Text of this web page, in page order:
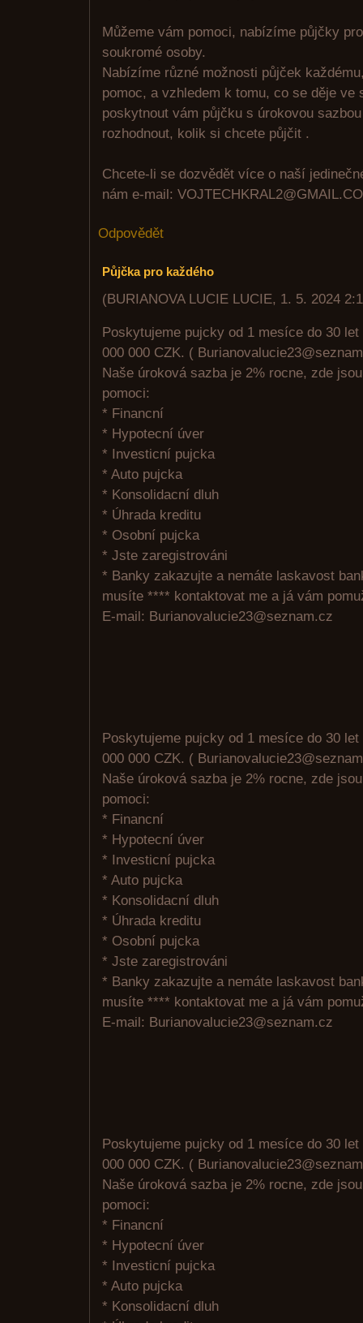
Můžeme vám pomoci, nabízíme půjčky
soukromé osoby.
Nabízíme různé možnosti půjček
pomoc, a vzhledem k tomu, co se děje ve
poskytnout vám půjčku s úrokovou
rozhodnout, kolik si chcete půjčit .
Chcete-li se dozvědět více o naší
nám e-mail:
Odpovědět
Půjčka pro každého
(BURIANOVA LUCIE LUCIE, 1. 5. 2024
Poskytujeme pujcky od 1 mesíce do 30
000 000 CZK. (
Naše úroková sazba je 2% rocne, zde
pomoci:
* Financní
* Hypotecní úver
* Investicní pujcka
* Auto pujcka
* Konsolidacní dluh
* Úhrada kreditu
* Osobní pujcka
* Jste zaregistrováni
* Banky zakazujte a nemáte laskavost
musíte **** kontaktovat me a já vám
E-mail: Burianovalucie23@seznam.cz
Poskytujeme pujcky od 1 mesíce do 30
000 000 CZK. (
Naše úroková sazba je 2% rocne, zde
pomoci:
* Financní
* Hypotecní úver
* Investicní pujcka
* Auto pujcka
* Konsolidacní dluh
* Úhrada kreditu
* Osobní pujcka
* Jste zaregistrováni
* Banky zakazujte a nemáte laskavost
musíte **** kontaktovat me a já vám
E-mail: Burianovalucie23@seznam.cz
Poskytujeme pujcky od 1 mesíce do 30
000 000 CZK. (
Naše úroková sazba je 2% rocne, zde
pomoci:
* Financní
* Hypotecní úver
* Investicní pujcka
* Auto pujcka
* Konsolidacní dluh